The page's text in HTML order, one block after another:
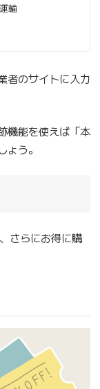
輸
者のサイトに入力
機能を使えば「本
う。
さらにお得に購